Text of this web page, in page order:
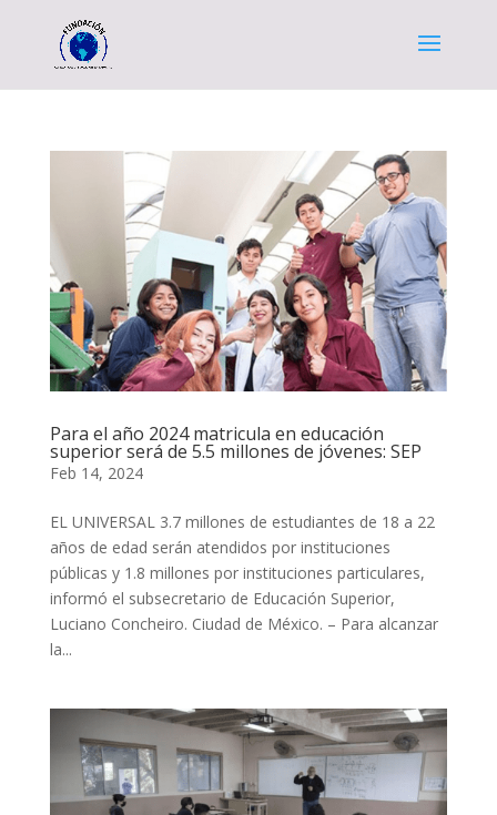
Para el año 2024 matricula en educación
superior será de 5.5 millones de jóvenes: SEP
Feb 14, 2024
EL UNIVERSAL 3.7 millones de estudiantes de 18 a 22
años de edad serán atendidos por instituciones
públicas y 1.8 millones por instituciones particulares,
informó el subsecretario de Educación Superior,
Luciano Concheiro. Ciudad de México. – Para alcanzar
la...